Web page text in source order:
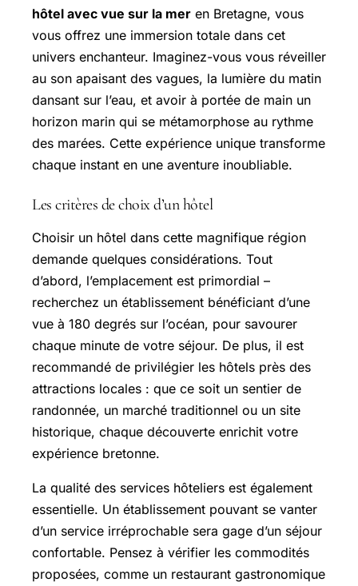
hôtel avec vue sur la mer en Bretagne, vous
vous offrez une immersion totale dans cet
univers enchanteur. Imaginez-vous vous réveiller
au son apaisant des vagues, la lumière du matin
dansant sur l’eau, et avoir à portée de main un
horizon marin qui se métamorphose au rythme
des marées. Cette expérience unique transforme
chaque instant en une aventure inoubliable.
Les critères de choix d’un hôtel
Choisir un hôtel dans cette magnifique région
demande quelques considérations. Tout
d’abord, l’emplacement est primordial –
recherchez un établissement bénéficiant d’une
vue à 180 degrés sur l’océan, pour savourer
chaque minute de votre séjour. De plus, il est
recommandé de privilégier les hôtels près des
attractions locales : que ce soit un sentier de
randonnée, un marché traditionnel ou un site
historique, chaque découverte enrichit votre
expérience bretonne.
La qualité des services hôteliers est également
essentielle. Un établissement pouvant se vanter
d’un service irréprochable sera gage d’un séjour
confortable. Pensez à vérifier les commodités
proposées, comme un restaurant gastronomique